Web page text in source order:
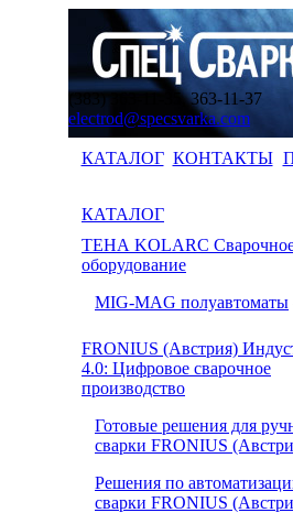
(383) 363-11-35, 363-11-37
electrod@specsvarka.com
КАТАЛОГ КОНТАКТЫ
КАТАЛОГ
ТЕНА KOLARC
оборудование
MIG-MAG полуавтоматы
FRONIUS (Австрия)
4.0: Цифровое сварочное
производство
Готовые решения для
сварки FRONIUS
Решения по
сварки FRONIUS